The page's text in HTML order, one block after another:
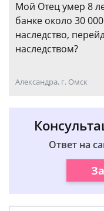
Мой Отец умер 8
банке около 30
наследство,
наследством?
Александра, г. Омск
Ответ на